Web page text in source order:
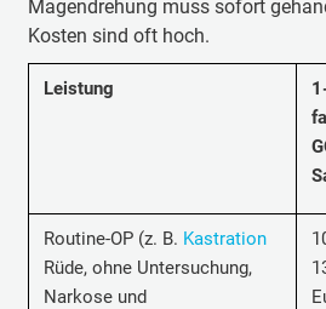
Magendrehung muss sofort
Kosten sind oft hoch.
Leistung
Routine-OP (z. B. Kastration
Rüde, ohne Untersuchung,
Narkose und